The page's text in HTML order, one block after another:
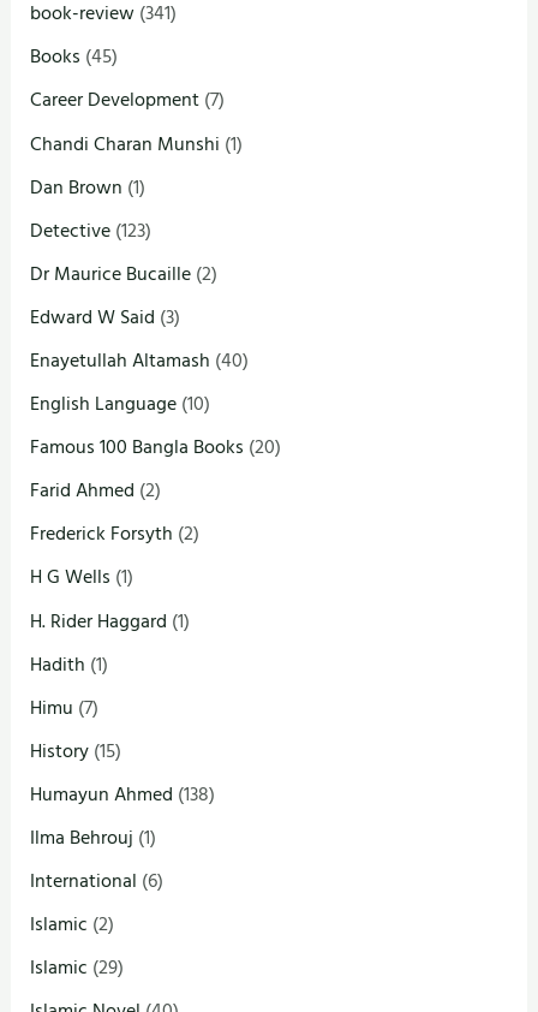
book-review(341)
Books (45)
Career Development(7)
Chandi Charan Munshi (1)
Dan Brown (1)
Detective(123)
Dr Maurice Bucaille(2)
Edward W Said (3)
Enayetullah Altamash (40)
English Language(10)
Famous 100 Bangla Books (20)
Farid Ahmed (2)
Frederick Forsyth (2)
H G Wells (1)
H. Rider Haggard (1)
Hadith (1)
Himu (7)
History(15)
Humayun Ahmed (138)
Ilma Behrouj (1)
International (6)
Islamic (2)
Islamic (29)